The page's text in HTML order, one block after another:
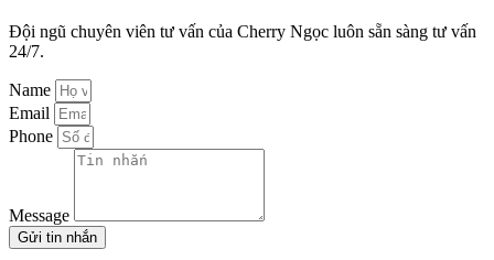
Đội ngũ chuyên viên tư vấn của Cherry Ngọc luôn sẵn sàng tư vấn
24/7.
Name
Email
Phone
Message
Gửi tin nhắn